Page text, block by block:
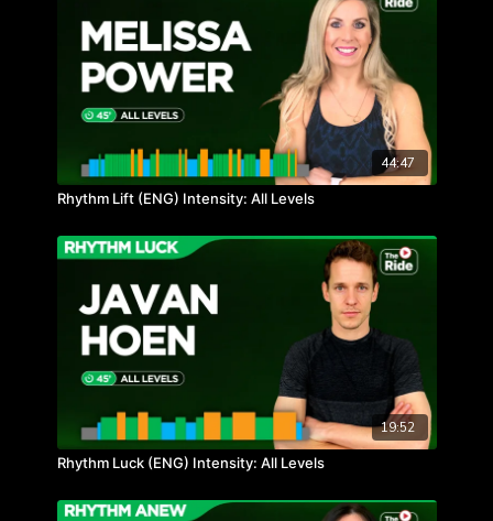
44:47
Rhythm Lift (ENG) Intensity: All Levels
19:52
Rhythm Luck (ENG) Intensity: All Levels